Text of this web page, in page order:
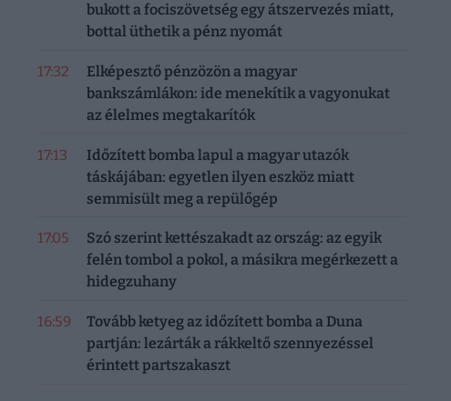
bukott a fociszövetség egy átszervezés miatt,
bottal üthetik a pénz nyomát
17:32
Elképesztő pénzözön a magyar
bankszámlákon: ide menekítik a vagyonukat
az élelmes megtakarítók
17:13
Időzített bomba lapul a magyar utazók
táskájában: egyetlen ilyen eszköz miatt
semmisült meg a repülőgép
17:05
Szó szerint kettészakadt az ország: az egyik
felén tombol a pokol, a másikra megérkezett a
hidegzuhany
16:59
Tovább ketyeg az időzített bomba a Duna
partján: lezárták a rákkeltő szennyezéssel
érintett partszakaszt